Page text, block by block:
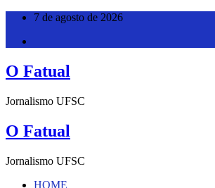
Pular
7 de agosto de 2026
O Fatual
Jornalismo UFSC
O Fatual
Jornalismo UFSC
HOME